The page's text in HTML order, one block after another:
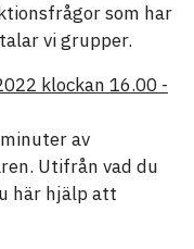
som har
vi grupper.
klockan 16.00 -
av
Utifrån vad du
här hjälp att